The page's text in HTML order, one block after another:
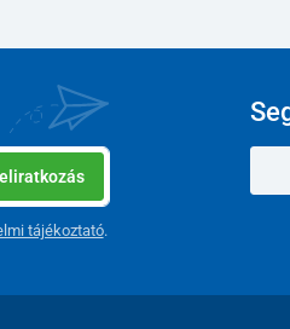
tájékoztató.